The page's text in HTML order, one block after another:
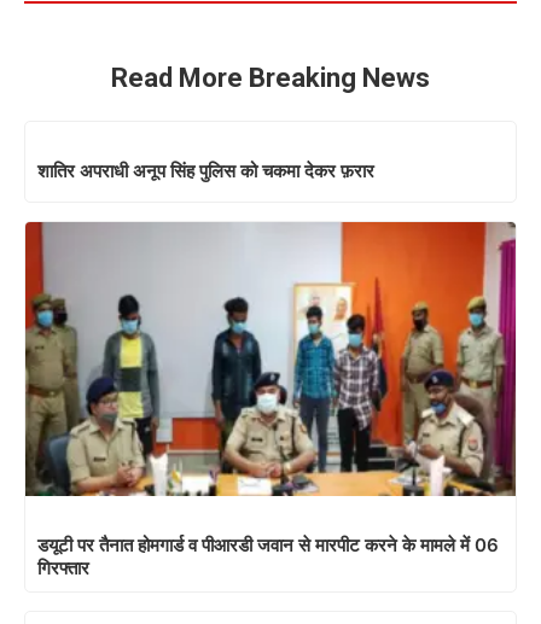
Read More Breaking News
शातिर अपराधी अनूप सिंह पुलिस को चकमा देकर फ़रार
डयूटी पर तैनात होमगार्ड व पीआरडी जवान से मारपीट करने के मामले में 06
गिरफ्तार